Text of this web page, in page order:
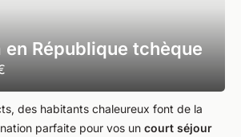
en République tchèque
des habitants chaleureux font de la
parfaite pour vos un court séjour